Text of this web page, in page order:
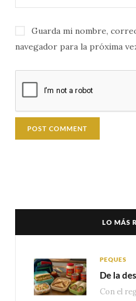
Guarda mi nombre,
navegador para la próxima
LO MÁS
PEQUES